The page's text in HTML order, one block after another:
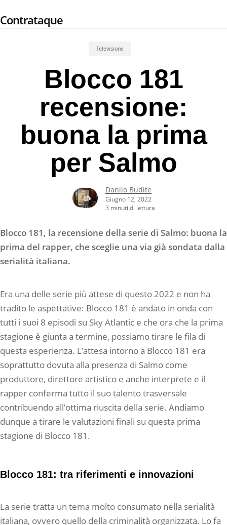
to
Contrataque
Televisione
Blocco 181
recensione:
buona la prima
per Salmo
Danilo Budite
Giugno 12, 2022
3 minuti di lettura
Blocco 181, la recensione della serie di Salmo: buona la
prima del rapper, che sceglie una via già sondata dalla
serialità italiana.
Era una delle serie più attese di questo 2022 e non ha
tradito le aspettative: Blocco 181 è andato in onda con
tutti i suoi 8 episodi su Sky Atlantic e che ora che la prima
stagione è giunta a termine, possiamo tirare le fila di
questa esperienza. L’attesa intorno a Blocco 181 era
soprattutto dovuta alla presenza di Salmo come
produttore, direttore artistico e anche interprete e il
rapper conferma tutto il suo talento trasversale
contribuendo all’ottima riuscita della serie. Andiamo
dunque a tirare le valutazioni finali su questa prima
stagione di Blocco 181.
Blocco 181: tra riferimenti e innovazioni
La serie tratta un tema molto consumato nella serialità
italiana, ovvero quello della criminalità organizzata. Lo fa